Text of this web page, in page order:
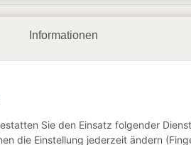
Informationen
Newsletter
Sie den Einsatz folgender
die Einstellung jederzeit ändern